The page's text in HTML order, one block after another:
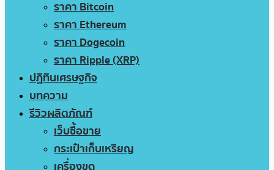
ราคา Bitcoin
ราคา Ethereum
ราคา Dogecoin
ราคา Ripple (XRP)
ปฏิทินเศรษฐกิจ
บทความ
รีวิวผลิตภัณฑ์
เว็บซื้อขาย
กระเป๋าเก็บเหรียญ